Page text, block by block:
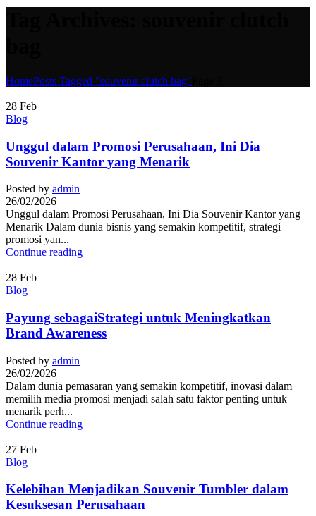
HomePosts Tagged "souvenir clutch bag"
28 Feb
Blog
Unggul dalam Promosi Perusahaan, Ini Dia
Souvenir Kantor yang Menarik
Posted by admin
26/02/2026
Unggul dalam Promosi Perusahaan, Ini Dia Souvenir Kantor yang
Menarik Dalam dunia bisnis yang semakin kompetitif, strategi
promosi yan...
Continue reading
28 Feb
Blog
Payung sebagaiStrategi untuk Meningkatkan
Brand Awareness
Posted by admin
26/02/2026
Dalam dunia pemasaran yang semakin kompetitif, inovasi dalam
memilih media promosi menjadi salah satu faktor penting untuk
menarik perh...
Continue reading
27 Feb
Blog
Kelebihan Menjadikan Souvenir Tumbler dalam
Kesuksesan Perusahaan